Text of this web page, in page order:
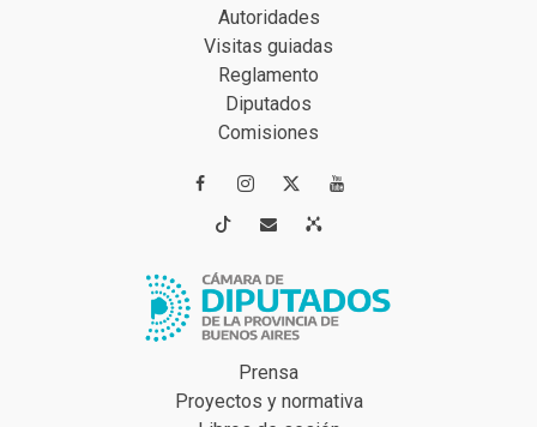
Autoridades
Visitas guiadas
Reglamento
Diputados
Comisiones
 
 
Prensa
Proyectos y normativa